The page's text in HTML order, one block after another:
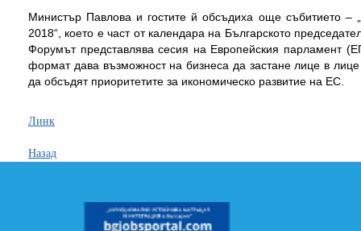
Министър Павлова и гостите й обсъдиха още събитието –
2018“, което е част от календара на Българското
Форумът представлява сесия на Европейския парламент
формат дава възможност на бизнеса да застане лице в
да обсъдят приоритетите за икономическо развитие на ЕС.
Линк
Назад